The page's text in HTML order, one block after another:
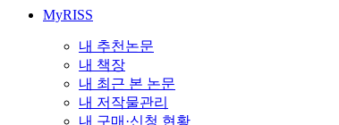
MyRISS
내 추천논문
내 책장
내 최근 본 논문
내 저작물관리
내 구매·신청 현황